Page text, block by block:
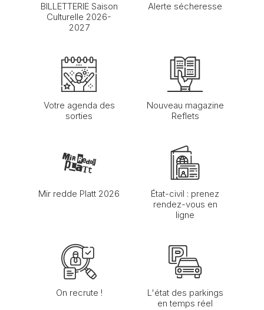
BILLETTERIE Saison
Culturelle 2026-
2027
Alerte sécheresse
Votre agenda des
sorties
Nouveau magazine
Reflets
Mir redde Platt 2026
État-civil : prenez
rendez-vous en
ligne
On recrute !
L'état des parkings
en temps réel